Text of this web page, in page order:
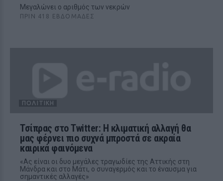
Μεγαλώνει ο αριθμός των νεκρών
ΠΡΙΝ 418 ΕΒΔΟΜΆΔΕΣ
ΠΟΛΙΤΙΚΉ
Τσίπρας στο Twitter: H κλιματική αλλαγή θα
μας φέρνει πιο συχνά μπροστά σε ακραία
καιρικά φαινόμενα
«Ας είναι οι δυο μεγάλες τραγωδίες της Αττικής στη
Μάνδρα και στο Μάτι, ο συναγερμός και το έναυσμα για
σημαντικές αλλαγές»